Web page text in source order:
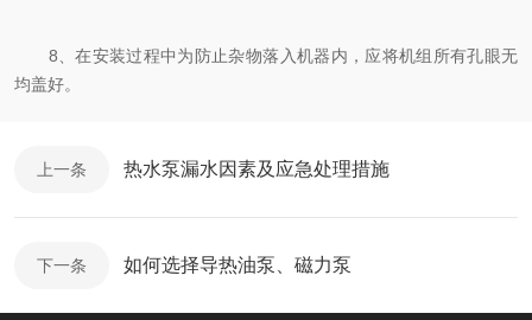
8、在安装过程中为防止杂物落入机器内，应将机组所有孔眼无
均盖好。
上一条 热水泵漏水因素及应急处理措施
下一条 如何选择导热油泵、磁力泵